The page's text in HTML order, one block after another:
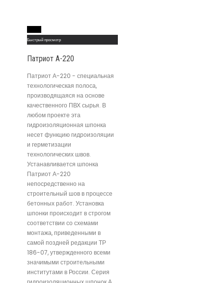
Быстрый просмотр
Патриот А-220
Патриот А-220 - специальная
технологическая полоса,
производящаяся на основе
качественного ПВХ сырья. В
любом проекте эта
гидроизоляционная шпонка
несет функцию гидроизоляции
и герметизации
технологических швов.
Устанавливается шпонка
Патриот А-220
непосредственно на
строительный шов в процессе
бетонных работ. Установка
шпонки происходит в строгом
соответствии со схемами
монтажа, приведенными в
самой поздней редакции ТР
186-07, утвержденного всеми
значимыми строительными
институтами в России. Серия